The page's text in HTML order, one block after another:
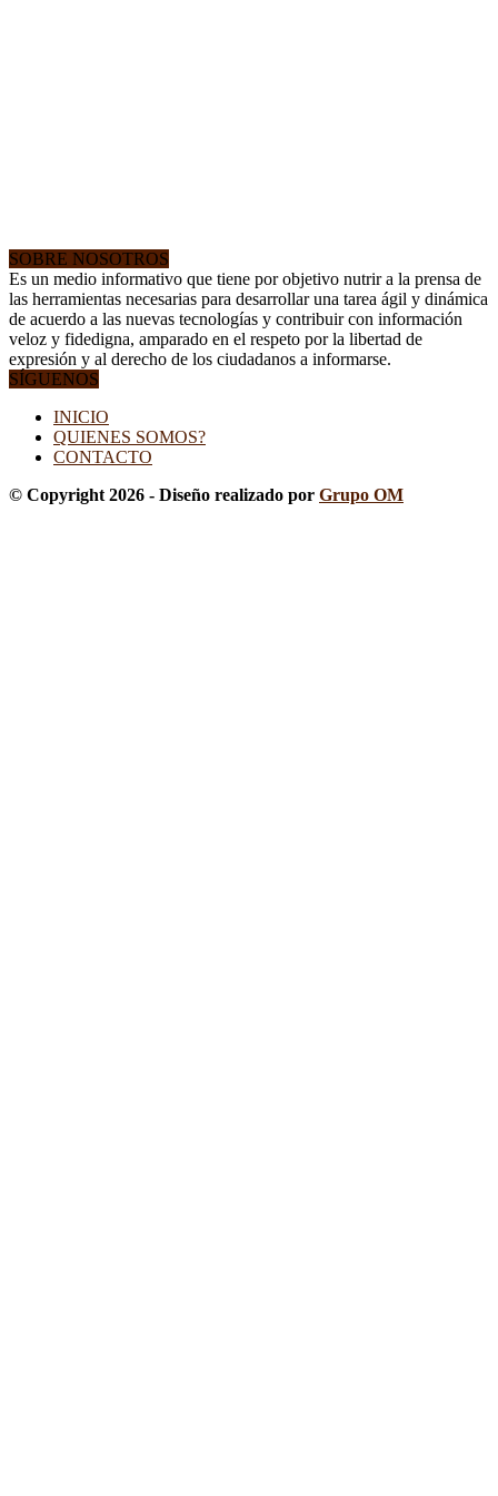
SOBRE NOSOTROS
Es un medio informativo que tiene por objetivo nutrir a la prensa de
las herramientas necesarias para desarrollar una tarea ágil y dinámica
de acuerdo a las nuevas tecnologías y contribuir con información
veloz y fidedigna, amparado en el respeto por la libertad de
expresión y al derecho de los ciudadanos a informarse.
SÍGUENOS
INICIO
QUIENES SOMOS?
CONTACTO
© Copyright 2026 - Diseño realizado por Grupo OM